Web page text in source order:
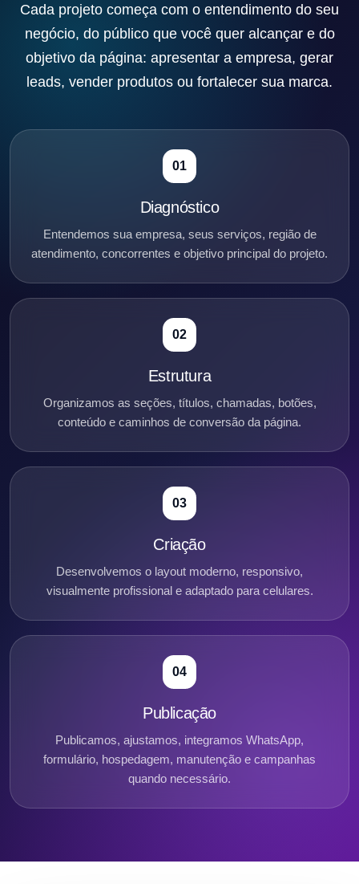
Cada projeto começa com o entendimento do seu
negócio, do público que você quer alcançar e do
objetivo da página: apresentar a empresa, gerar
leads, vender produtos ou fortalecer sua marca.
01
Diagnóstico
Entendemos sua empresa, seus serviços, região de
atendimento, concorrentes e objetivo principal do projeto.
02
Estrutura
Organizamos as seções, títulos, chamadas, botões,
conteúdo e caminhos de conversão da página.
03
Criação
Desenvolvemos o layout moderno, responsivo,
visualmente profissional e adaptado para celulares.
04
Publicação
Publicamos, ajustamos, integramos WhatsApp,
formulário, hospedagem, manutenção e campanhas
quando necessário.